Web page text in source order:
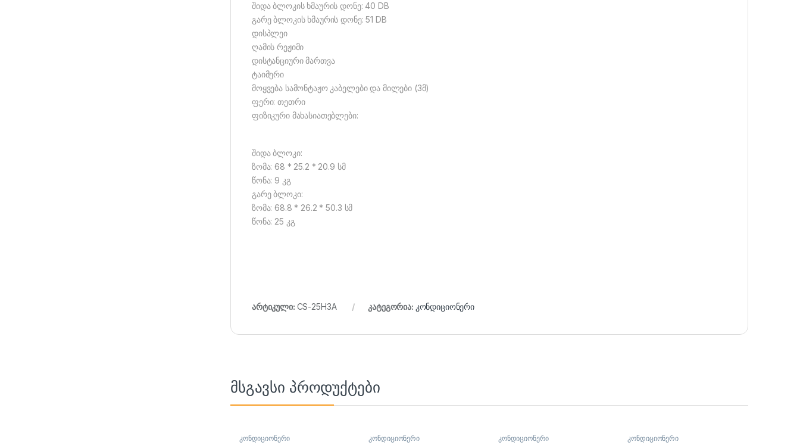
შიდა ბლოკის ხმაურის დონე: 40 DB
გარე ბლოკის ხმაურის დონე: 51 DB
დისპლეი
ღამის რეჟიმი
დისტანციური მართვა
ტაიმერი
მოყვება სამონტაჟო კაბელები და მილები (3მ)
ფერი: თეთრი
ფიზიკური მახასიათებლები:
შიდა ბლოკი:
ზომა: 68 * 25.2 * 20.9 სმ
წონა: 9 კგ
გარე ბლოკი:
ზომა: 68.8 * 26.2 * 50.3 სმ
წონა: 25 კგ
არტიკული: CS-25H3A კატეგორია: კონდიციონერი
მსგავსი პროდუქტები
კონდიციონერი კონდიციონერი კონდიციონერი კონდიციონერი